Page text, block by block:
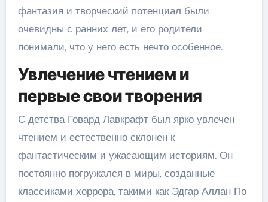
фантазия и творческий потенциал были
очевидны с ранних лет, и его родители
понимали, что у него есть нечто особенное.
Увлечение чтением и
первые свои творения
С детства Говард Лавкрафт был ярко увлечен
чтением и естественно склонен к
фантастическим и ужасающим историям. Он
постоянно погружался в миры, созданные
классиками хоррора, такими как Эдгар Аллан По